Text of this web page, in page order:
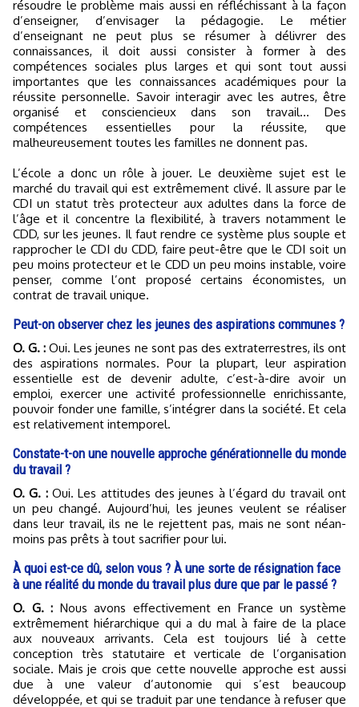
résoudre le problème mais aussi en réfléchissant à la façon
d’enseigner, d’envisager la pédagogie. Le métier
d’enseignant ne peut plus se résumer à délivrer des
connaissances, il doit aussi consister à former à des
compétences sociales plus larges et qui sont tout aussi
importantes que les connaissances académiques pour la
réussite personnelle. Savoir interagir avec les autres, être
organisé et consciencieux dans son travail… Des
compétences essentielles pour la réussite, que
malheureusement toutes les familles ne donnent pas.
L’école a donc un rôle à jouer. Le deuxième sujet est le
marché du travail qui est extrêmement clivé. Il assure par le
CDI un statut très protecteur aux adultes dans la force de
l’âge et il concentre la flexibilité, à travers notamment le
CDD, sur les jeunes. Il faut rendre ce système plus souple et
rapprocher le CDI du CDD, faire peut-être que le CDI soit un
peu moins protecteur et le CDD un peu moins instable, voire
penser, comme l’ont proposé certains économistes, un
contrat de travail unique.
Peut-on observer chez les jeunes des aspirations communes ?
O. G. : Oui. Les jeunes ne sont pas des extraterrestres, ils ont
des aspirations normales. Pour la plupart, leur aspiration
essentielle est de devenir adulte, c’est-à-dire avoir un
emploi, exercer une activité professionnelle enrichissante,
pouvoir fonder une famille, s’intégrer dans la société. Et cela
est relativement in­temporel.
Constate-t-on une nouvelle approche générationnelle du monde
du travail ?
O. G. :Oui. Les attitudes des jeunes à l’égard du travail ont
un peu changé. Aujourd’hui, les jeu­nes veulent se réaliser
dans leur travail, ils ne le re­jettent pas, mais ne sont néan­
moins pas prêts à tout sacrifier pour lui.
À quoi est-ce dû, selon vous ? À une sorte de résignation face
à une réalité du monde du travail plus dure que par le passé ?
O. G. : Nous avons effectivement en France un système
extrêmement hiérarchique qui a du mal à faire de la place
aux nouveaux arrivants. Cela est toujours lié à cette
conception très statutaire et verticale de l’organisation
sociale. Mais je crois que cette nouvelle appro­che est aussi
due à une valeur d’autonomie qui s’est beaucoup
développée, et qui se traduit par une tendance à refuser que